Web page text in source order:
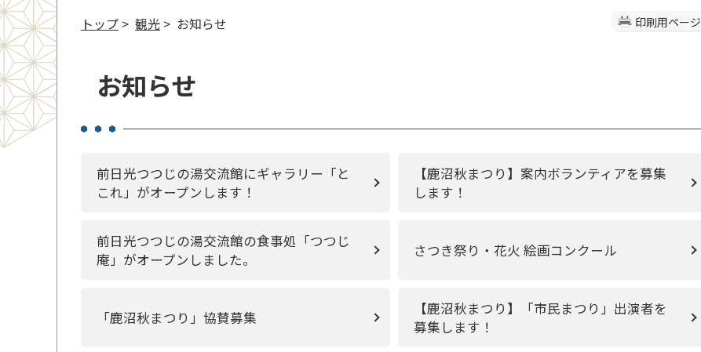
印刷用ページ
トップ > 観光 > お知らせ
お知らせ
前日光つつじの湯交流館にギャラリー「と
これ」がオープンします！
【鹿沼秋まつり】案内ボランティアを募集
します！
前日光つつじの湯交流館の食事処「つつじ
庵」がオープンしました。
さつき祭り・花火 絵画コンクール
「鹿沼秋まつり」協賛募集
【鹿沼秋まつり】「市民まつり」出演者を
募集します！